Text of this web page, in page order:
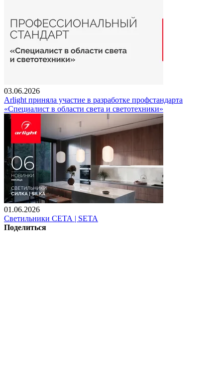
03.06.2026
Arlight приняла участие в разработке профстандарта
«Специалист в области света и светотехники»
01.06.2026
Светильники СЕТА | SETA
Поделиться